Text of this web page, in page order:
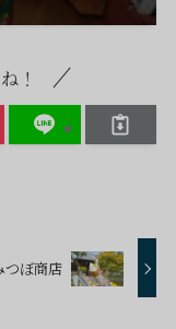
！
つぼ商店